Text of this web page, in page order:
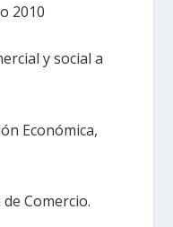
2010
y social a
Económica,
Comercio.